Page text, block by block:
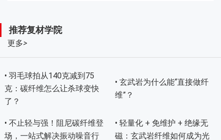
推荐复材学院
更多>
• 羽毛球拍从140克减到75
克：碳纤维怎么让杀球变快
了？
• 玄武岩为什么能“直接做纤
维”？
• 不止轻与强！阻尼碳纤维登
场，一站式解决振动噪音行
• 轻量化 + 免维护 + 绝缘无
磁：玄武岩纤维如何成为光